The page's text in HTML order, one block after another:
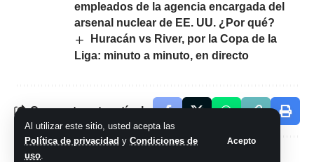
Al utilizar este sitio, usted acepta las
Política de privacidad y Condiciones de
uso.
Acepto
empleados de la agencia encargada del
arsenal nuclear de EE. UU. ¿Por qué?
Huracán vs River, por la Copa de la
Liga: minuto a minuto, en directo
Comparte este artículo